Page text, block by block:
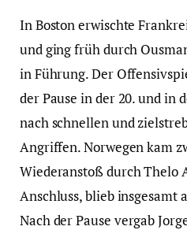
In Boston erwischte
und ging früh durch
in Führung. Der
der Pause in der 20. und in
nach schnellen und
Angriffen. Norwegen kam
Wiederanstoß durch Thelo
Anschluss, blieb insgesamt
Nach der Pause vergab